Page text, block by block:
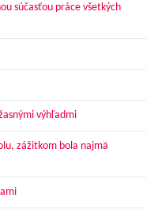
súčasťou práce všetkých
výhľadmi
zážitkom bola najmä